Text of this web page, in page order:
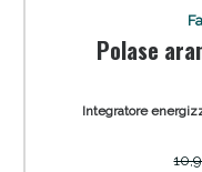
Polase
Integratore